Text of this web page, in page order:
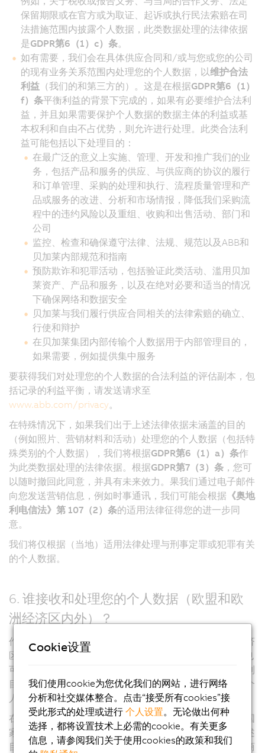
保留期限或在官方或为取证、起诉或执行民法索赔在司
法措施范围内披露个人数据，此类数据处理的法律依据
是GDPR第6（1）c）条。
如有需要，我们会在具体供应合同和/或与您或您的公司
的现有业务关系范围内处理您的个人数据，以维护合法
利益 （我们的和第三方的）。这是在根据GDPR第6（1）
f）条平衡利益的背景下完成的，如果有必要维护合法利
益，并且如果需要保护个人数据的数据主体的利益或基
本权利和自由不占优势，则允许进行处理。此类合法利
益可能包括以下处理目的：
在最广泛的意义上实施、管理、开发和推广我们的业
务，包括产品和服务的供应、与供应商的协议的履行
和订单管理、采购的处理和执行、流程质量管理和产
品或服务的改进、分析和市场情报，降低我们采购流
程中的违约风险以及重组、收购和出售活动、部门和
公司
监控、检查和确保遵守法律、法规、规范以及ABB和
贝加莱内部规范和指南
预防欺诈和犯罪活动，包括验证此类活动、滥用贝加
莱资产、产品和服务，以及在绝对必要和适当的情况
下确保网络和数据安全
贝加莱与我们履行供应合同相关的法律索赔的确立、
行使和辩护
在贝加莱集团内部传输个人数据用于内部管理目的，
如果需要，例如提供集中服务
要获得我们对处理您的个人数据的合法利益的评估副本，包
括记录的利益平衡，请发送请求至
www.abb.com/privacy。
在特殊情况下，如果我们出于上述法律依据未涵盖的目的
（例如照片、营销材料和活动）处理您的个人数据（包括特
殊类别的个人数据），我们将根据GDPR第6（1）a）条作
为此类数据处理的法律依据。根据GDPR第7（3）条 ，您可
以随时撤回此同意，并具有未来效力。果我们通过电子邮件
向您发送营销信息，例如时事通讯，我们可能会根据 《奥地
利电信法》第 107（2）条的适用法律征得您的进一步同
意。
我们将仅根据（当地）适用法律处理与刑事定罪或犯罪有关
的个人数据。
6. 谁接收和处理您的个人数据（欧盟和欧
洲经济区内外）？
作为一家全球性公司的一部分，我们与贝加莱以及欧洲经济
区（EEA）内外的外部服务提供商建立了业务关系，我们也
可能使用它们来处理您的个人数据。我们只会在为下表所列
目的所必需的情况下与其他贝加莱公司或第三方共享您的个
人数据。
在这方面，您的个人数据也可能会提供给欧洲经济区内外国
家的贝加莱集团公司，用于上述处理目的。此外，在为上述
目的处理您的个人数据时，我们可能会使用外部服务提供商
Cookie设置
我们使用cookie为您优化我们的网站，进行网络
分析和社交媒体整合。点击“接受所有cookies”接
受此形式的处理或进行个人设置。无论做出何种
选择，都将设置技术上必需的cookie。有关更多
信息，请参阅我们关于使用cookies的政策和我们